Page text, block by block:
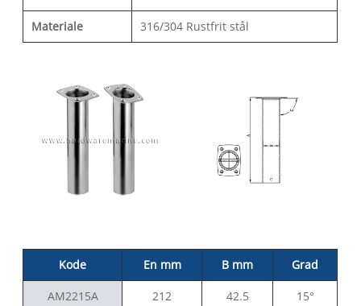
Materiale 316/304 Rustfrit stål
Kode En mm B mm Grad
AM2215A 212 42.5 15°